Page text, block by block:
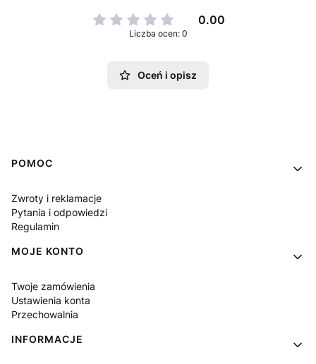
0.00
Liczba ocen: 0
Oceń i opisz
Linki w stopce
POMOC
Zwroty i reklamacje
Pytania i odpowiedzi
Regulamin
MOJE KONTO
Twoje zamówienia
Ustawienia konta
Przechowalnia
INFORMACJE